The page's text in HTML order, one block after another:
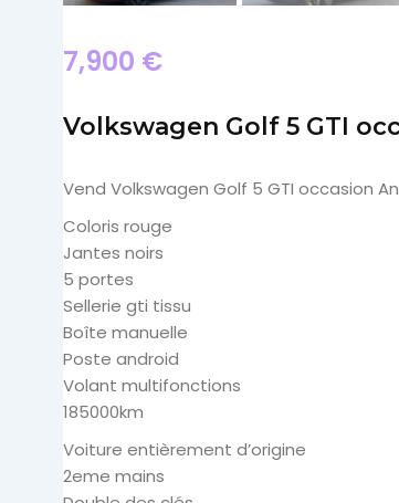
7,900 €
Volkswagen Golf 5 GTI
Vend Volkswagen Golf 5 GTI occasion
Coloris rouge
Jantes noirs
5 portes
Sellerie gti tissu
Boîte manuelle
Poste android
Volant multifonctions
185000km
Voiture entièrement d’origine
2eme mains